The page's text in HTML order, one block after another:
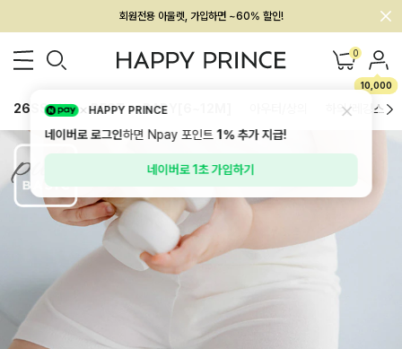
회원전용 아울렛, 가입하면 ~60% 할인!
멤버십 최대 28,000원 혜택 0
10,000
26SS 신상 BEST BABY[6~12M] 하의/레깅스
HAPPY PRINCE
네이버로 로그인하면 Npay 포인트1%추가 지급!
네이버로 1초 가입하기